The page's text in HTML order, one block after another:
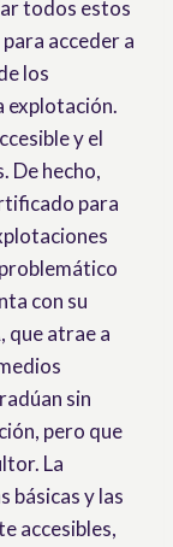
todos estos
acceder a
los
explotación.
y el
De hecho,
para
con su
que atrae a
sin
pero que
La
básicas y las
accesibles,